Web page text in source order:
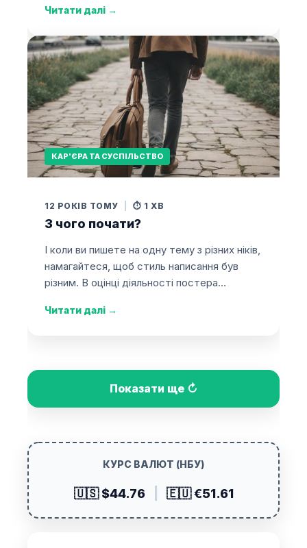
Читати далі →
КАР'ЄРА ТА СУСПІЛЬСТВО
12 РОКІВ ТОМУ ⏱️ 1 ХВ
З чого почати?
І коли ви пишете на одну тему з різних ніків,
намагайтеся, щоб стиль написання був
різним. В оцінці діяльності постера…
Читати далі →
Показати ще ↻
КУРС ВАЛЮТ (НБУ)
🇺🇸 $44.76 🇪🇺 €51.61